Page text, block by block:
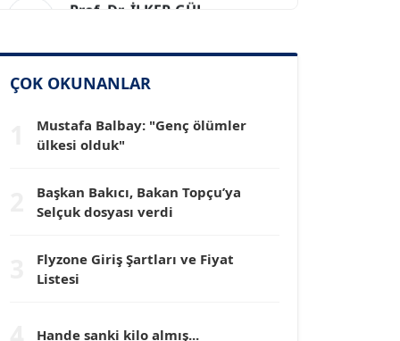
Köşe Yazarı
Köşe Yazarı
Dr. HAKAN TARTAN
Prof. Dr. YÜCEL OCAK
ÇOK OKUNANLAR
Mustafa Balbay: "Genç ölümler
ülkesi olduk"
Başkan Bakıcı, Bakan Topçu’ya
Selçuk dosyası verdi
Flyzone Giriş Şartları ve Fiyat
Listesi
Hande sanki kilo almış...